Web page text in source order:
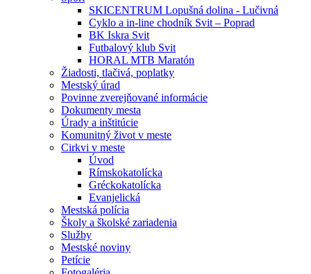
SKICENTRUM Lopušná dolina - Lučivná
Cyklo a in-line chodník Svit – Poprad
BK Iskra Svit
Futbalový klub Svit
HORAL MTB Maratón
Žiadosti, tlačivá, poplatky
Mestský úrad
Povinne zverejňované informácie
Dokumenty mesta
Úrady a inštitúcie
Komunitný život v meste
Cirkvi v meste
Úvod
Rímskokatolícka
Gréckokatolícka
Evanjelická
Mestská polícia
Školy a školské zariadenia
Služby
Mestské noviny
Petície